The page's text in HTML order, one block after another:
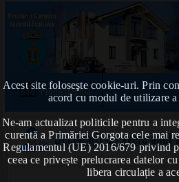
Acest site foloseşte cookie-uri. Prin
acord cu modul de utilizare
Ne-am actualizat politicile pentru a
curentă a Primăriei Gorgota cele mai
Regulamentul (UE) 2016/679 privind
ceea ce privește prelucrarea datelor
libera circulație a
Prima pagină
Declarații de avere anul